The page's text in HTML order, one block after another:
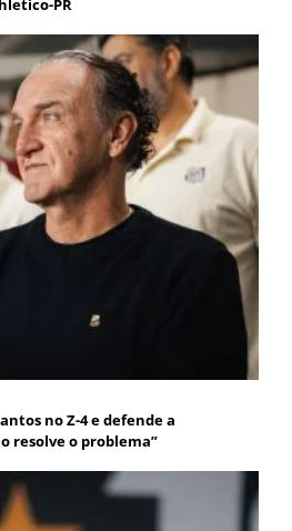
PR
no Z-4 e defende a
resolve o problema”